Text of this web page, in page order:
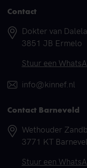
Contact
Adres
Dokter van
3851 JB Ermelo
Telefoonnummer
Stuur een
E-mail
info@kinnef.nl
Contact Barneveld
Adres
Wethouder
3771 KT
Telefoonnummer
Stuur een